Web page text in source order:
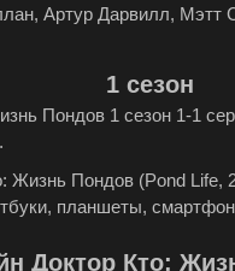
Артур Дарвилл,
1 сезон
Пондов 1 сезон 1-1
Жизнь Пондов (Pond Life,
планшеты,
Доктор Кто: